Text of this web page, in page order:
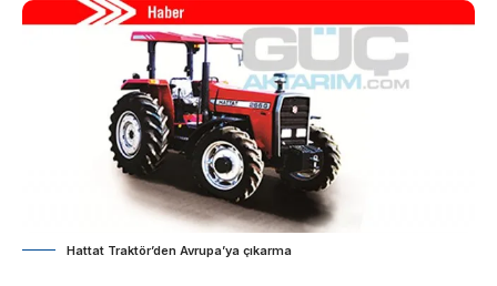
Hattat Traktör’den Avrupa’ya çıkarma